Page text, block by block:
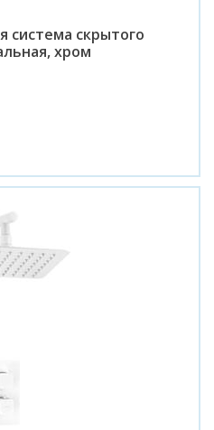
система скрытого
хром